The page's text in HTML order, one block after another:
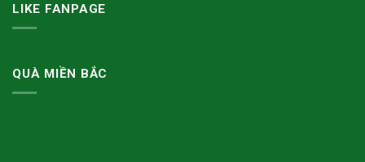
LIKE FANPAGE
QUÀ MIỀN BẮC